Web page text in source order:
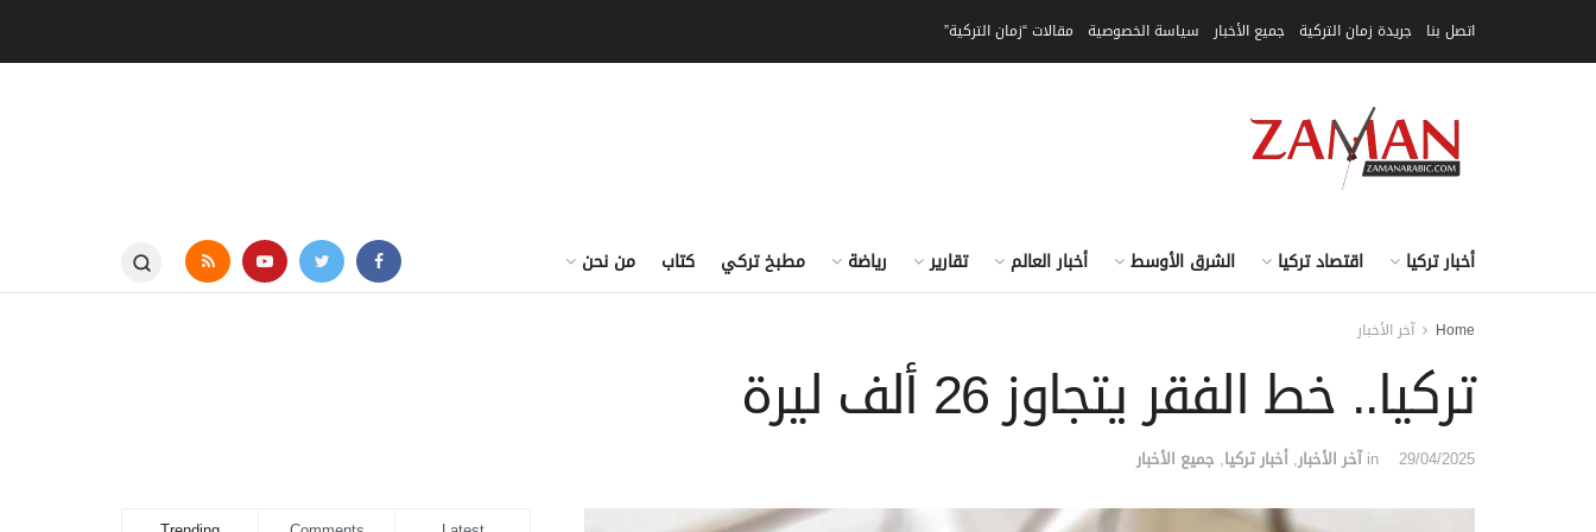
اتصل بنا جريدة زمان التركية جميع الأخبار سياسة الخصوصية مقالات “زمان التركية”
أخبار تركيا اقتصاد تركيا الشرق الأوسط أخبار العالم تقارير رياضة مطبخ تركي كتاب من نحن
Home آخر الأخبار
تركيا.. خط الفقر يتجاوز 26 ألف ليرة
29/04/2025
in آخر الأخبار, أخبار تركيا, جميع الأخبار